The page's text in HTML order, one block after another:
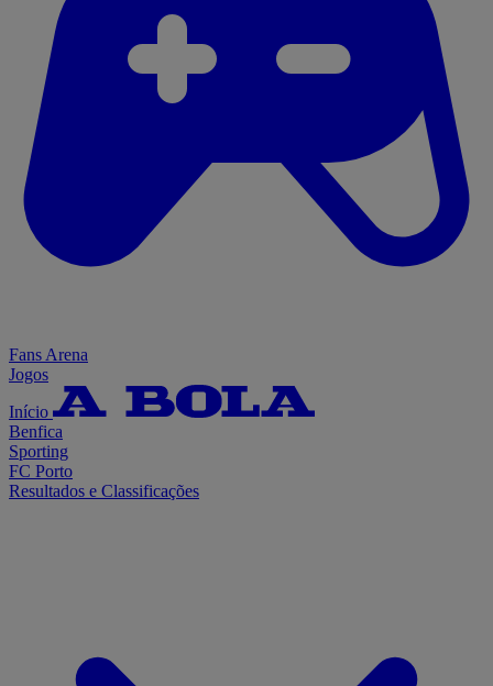
Fans Arena
Jogos
Início
Benfica
Sporting
FC Porto
Resultados e Classificações